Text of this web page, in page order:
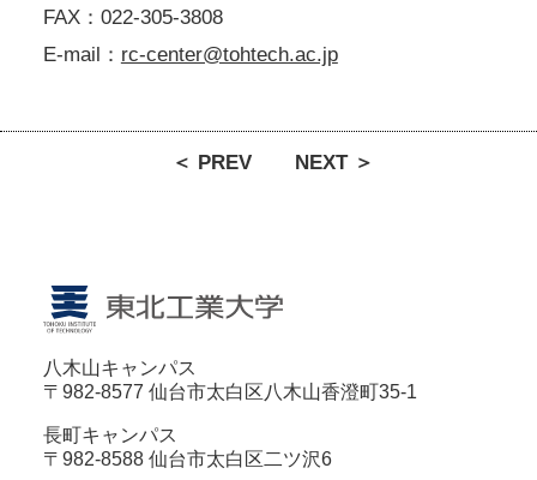
FAX：022-305-3808
E-mail： rc-center@tohtech.ac.jp
＜ PREV NEXT ＞
八木山キャンパス
〒982-8577 仙台市太白区八木山香澄町35-1
長町キャンパス
〒982-8588 仙台市太白区二ツ沢6